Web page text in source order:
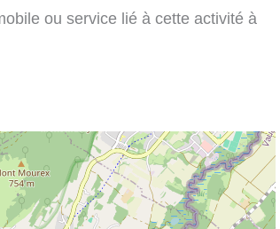
ou service lié à cette activité à